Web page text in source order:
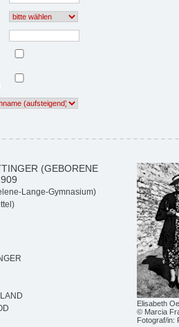
Elisabeth
© Marcia
Fotograf/in:
(GEBORENE
Lange-Gymnasium)